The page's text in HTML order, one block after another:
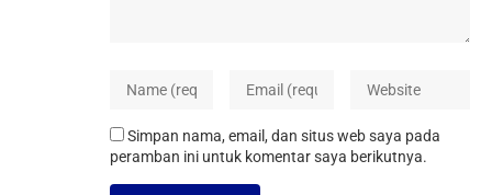
Simpan nama, email, dan situs web saya pada
peramban ini untuk komentar saya berikutnya.